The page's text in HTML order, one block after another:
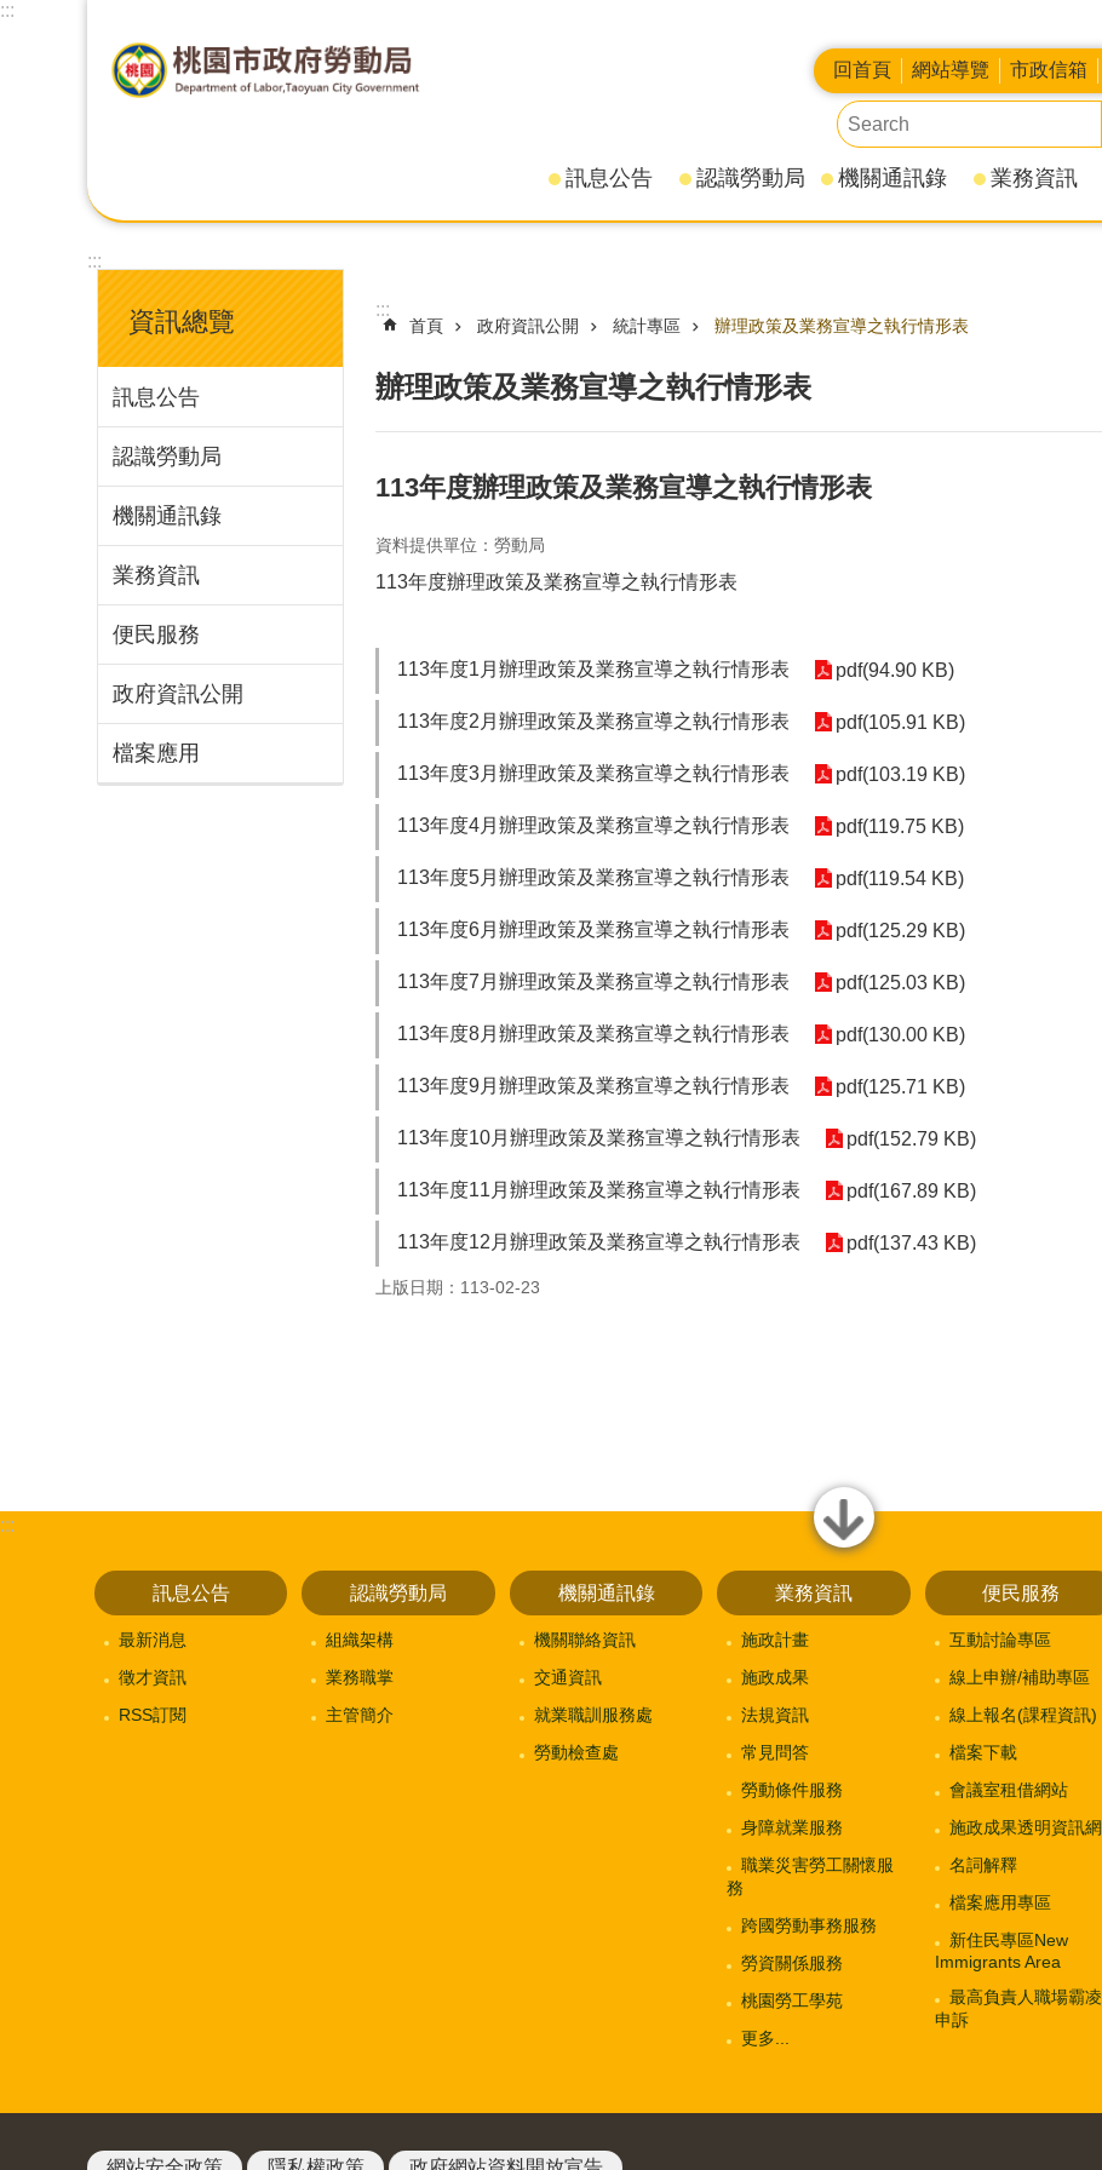
:::
回首頁 網站導覽 市政信箱
訊息公告 認識勞動局 機關通訊錄 業務資訊
:::
資訊總覽
訊息公告
認識勞動局
機關通訊錄
業務資訊
便民服務
政府資訊公開
檔案應用
:::
首頁 政府資訊公開 統計專區 辦理政策及業務宣導之執行情形表
辦理政策及業務宣導之執行情形表
113年度辦理政策及業務宣導之執行情形表
資料提供單位：勞動局
113年度辦理政策及業務宣導之執行情形表
113年度1月辦理政策及業務宣導之執行情形表 pdf(94.90 KB)
113年度2月辦理政策及業務宣導之執行情形表 pdf(105.91 KB)
113年度3月辦理政策及業務宣導之執行情形表 pdf(103.19 KB)
113年度4月辦理政策及業務宣導之執行情形表 pdf(119.75 KB)
113年度5月辦理政策及業務宣導之執行情形表 pdf(119.54 KB)
113年度6月辦理政策及業務宣導之執行情形表 pdf(125.29 KB)
113年度7月辦理政策及業務宣導之執行情形表 pdf(125.03 KB)
113年度8月辦理政策及業務宣導之執行情形表 pdf(130.00 KB)
113年度9月辦理政策及業務宣導之執行情形表 pdf(125.71 KB)
113年度10月辦理政策及業務宣導之執行情形表 pdf(152.79 KB)
113年度11月辦理政策及業務宣導之執行情形表 pdf(167.89 KB)
113年度12月辦理政策及業務宣導之執行情形表 pdf(137.43 KB)
上版日期：113-02-23
close
:::
訊息公告
最新消息
徵才資訊
RSS訂閱
認識勞動局
組織架構
業務職掌
主管簡介
機關通訊錄
機關聯絡資訊
交通資訊
就業職訓服務處
勞動檢查處
業務資訊
施政計畫
施政成果
法規資訊
常見問答
勞動條件服務
身障就業服務
職業災害勞工關懷服
務
跨國勞動事務服務
勞資關係服務
桃園勞工學苑
更多...
便民服務
互動討論專區
線上申辦/補助專區
線上報名(課程資訊)
檔案下載
會議室租借網站
施政成果透明資訊網
名詞解釋
檔案應用專區
新住民專區New
Immigrants Area
最高負責人職場霸凌
申訴